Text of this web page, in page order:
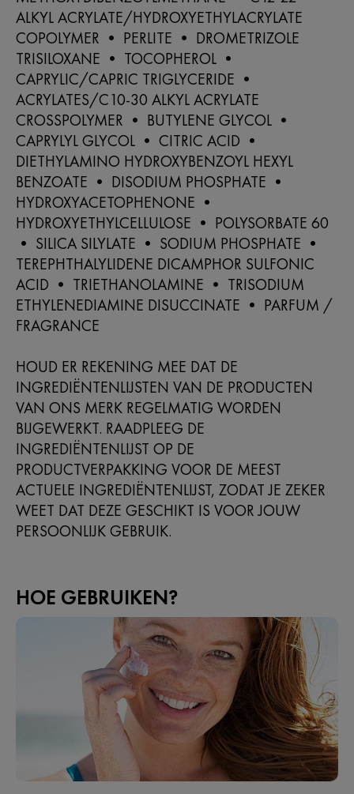
ALKYL ACRYLATE/HYDROXYETHYLACRYLATE
COPOLYMER • PERLITE • DROMETRIZOLE
TRISILOXANE • TOCOPHEROL •
CAPRYLIC/CAPRIC TRIGLYCERIDE •
ACRYLATES/C10-30 ALKYL ACRYLATE
CROSSPOLYMER • BUTYLENE GLYCOL •
CAPRYLYL GLYCOL • CITRIC ACID •
DIETHYLAMINO HYDROXYBENZOYL HEXYL
BENZOATE • DISODIUM PHOSPHATE •
HYDROXYACETOPHENONE •
HYDROXYETHYLCELLULOSE • POLYSORBATE 60
• SILICA SILYLATE • SODIUM PHOSPHATE •
TEREPHTHALYLIDENE DICAMPHOR SULFONIC
ACID • TRIETHANOLAMINE • TRISODIUM
ETHYLENEDIAMINE DISUCCINATE • PARFUM /
FRAGRANCE
HOUD ER REKENING MEE DAT DE
INGREDIËNTENLIJSTEN VAN DE PRODUCTEN
VAN ONS MERK REGELMATIG WORDEN
BIJGEWERKT. RAADPLEEG DE
INGREDIËNTENLIJST OP DE
PRODUCTVERPAKKING VOOR DE MEEST
ACTUELE INGREDIËNTENLIJST, ZODAT JE ZEKER
WEET DAT DEZE GESCHIKT IS VOOR JOUW
PERSOONLIJK GEBRUIK.
HOE GEBRUIKEN?